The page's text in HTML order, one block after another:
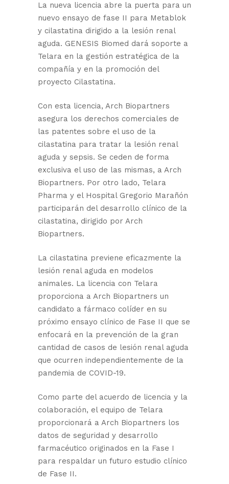
La nueva licencia abre la puerta para un
nuevo ensayo de fase II para Metablok
y cilastatina dirigido a la lesión renal
aguda. GENESIS Biomed dará soporte a
Telara en la gestión estratégica de la
compañía y en la promoción del
proyecto Cilastatina.
Con esta licencia, Arch Biopartners
asegura los derechos comerciales de
las patentes sobre el uso de la
cilastatina para tratar la lesión renal
aguda y sepsis. Se ceden de forma
exclusiva el uso de las mismas, a Arch
Biopartners. Por otro lado, Telara
Pharma y el Hospital Gregorio Marañón
participarán del desarrollo clínico de la
cilastatina, dirigido por Arch
Biopartners.
La cilastatina previene eficazmente la
lesión renal aguda en modelos
animales. La licencia con Telara
proporciona a Arch Biopartners un
candidato a fármaco colíder en su
próximo ensayo clínico de Fase II que se
enfocará en la prevención de la gran
cantidad de casos de lesión renal aguda
que ocurren independientemente de la
pandemia de COVID-19.
Como parte del acuerdo de licencia y la
colaboración, el equipo de Telara
proporcionará a Arch Biopartners los
datos de seguridad y desarrollo
farmacéutico originados en la Fase I
para respaldar un futuro estudio clínico
de Fase II.